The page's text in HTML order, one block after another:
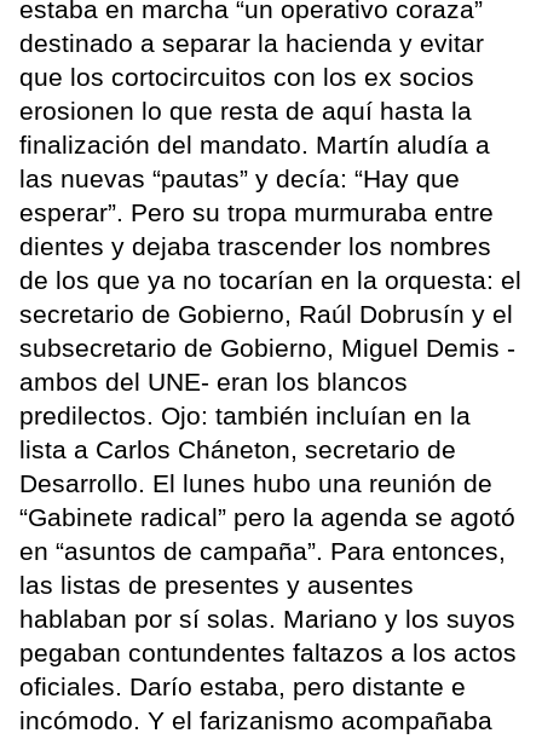
estaba en marcha “un operativo coraza”
destinado a separar la hacienda y evitar
que los cortocircuitos con los ex socios
erosionen lo que resta de aquí hasta la
finalización del mandato. Martín aludía a
las nuevas “pautas” y decía: “Hay que
esperar”. Pero su tropa murmuraba entre
dientes y dejaba trascender los nombres
de los que ya no tocarían en la orquesta: el
secretario de Gobierno, Raúl Dobrusín y el
subsecretario de Gobierno, Miguel Demis -
ambos del UNE- eran los blancos
predilectos. Ojo: también incluían en la
lista a Carlos Cháneton, secretario de
Desarrollo. El lunes hubo una reunión de
“Gabinete radical” pero la agenda se agotó
en “asuntos de campaña”. Para entonces,
las listas de presentes y ausentes
hablaban por sí solas. Mariano y los suyos
pegaban contundentes faltazos a los actos
oficiales. Darío estaba, pero distante e
incómodo. Y el farizanismo acompañaba